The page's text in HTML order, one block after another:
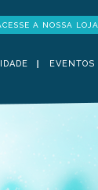
A NOSSA LOJA
EVENTOS